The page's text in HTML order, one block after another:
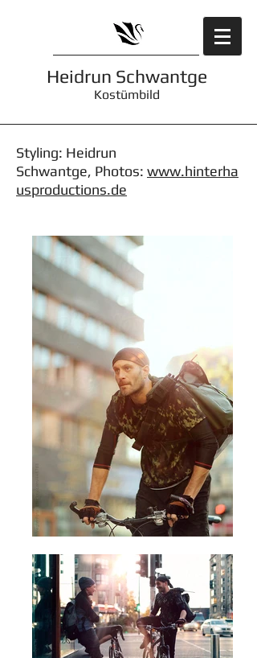
Heidrun Schwantge
Kostümbild
Styling: Heidrun
Schwantge, Photos: www.hinterha
usproductions.de